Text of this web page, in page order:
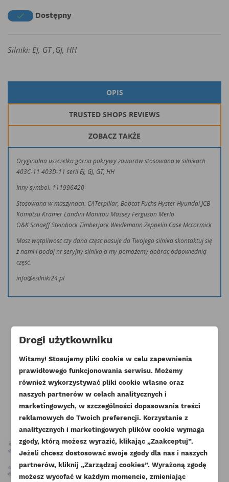
UTWÓRZ LISTĘ ŻYCZEŃ
ZALOGUJ SIĘ
 Dostępny
Silniki: EJ, GT ,GJ, HH
OPIS
TRUSTED SHOPS REVIEWS
ZOBACZ TAKŻE
Oryginalna uszczelka górna pokrywy zaworów stosowana w silnikach
403C-11 403D-11 serii EJ, GJ, GT, HH
Inny symbol: 111996420
Stosowana w maszynach: CATerpillar, Bobcat Fuchs Hyster Hyundai JCB
Komatsu Kramer Landini Manitou Massey Ferguson Merlo
O&K Schaeff Steinbock Timberjack Weidemann Zeppelin Case Mccormick
Masz wątpliwość czy dana część pasuje do Twojego silnika skontaktuj się
z nami i podaj nr seryjny silnika a my pomożemy dobrać odpowiednią
część.
info@esilniki24.pl
Klienci którzy zakupili ten produkt
kupili również:
Drogi użytkowniku
Witamy! Stosujemy pliki cookie w celu zapewnienia
prawidłowego funkcjonowania serwisu. Możemy
również wykorzystywać pliki cookie własne oraz
naszych partnerów w celach analitycznych i
marketingowych, w szczególności dopasowania treści
reklamowych do Twoich preferencji. Korzystanie z
analitycznych i marketingowych plików cookie wymaga
zgody, którą możesz wyrazić, klikając „Zaakceptuj”.
Jeżeli chcesz dostosować swoje zgody dla nas i naszych
partnerów, kliknij „Zarządzaj cookies”. Wyrażoną zgodę
możesz wycofać w każdym momencie, zmieniając